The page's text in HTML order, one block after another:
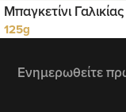
Μπαγκετίνι Γαλικίας
125g
Ενημερωθείτε